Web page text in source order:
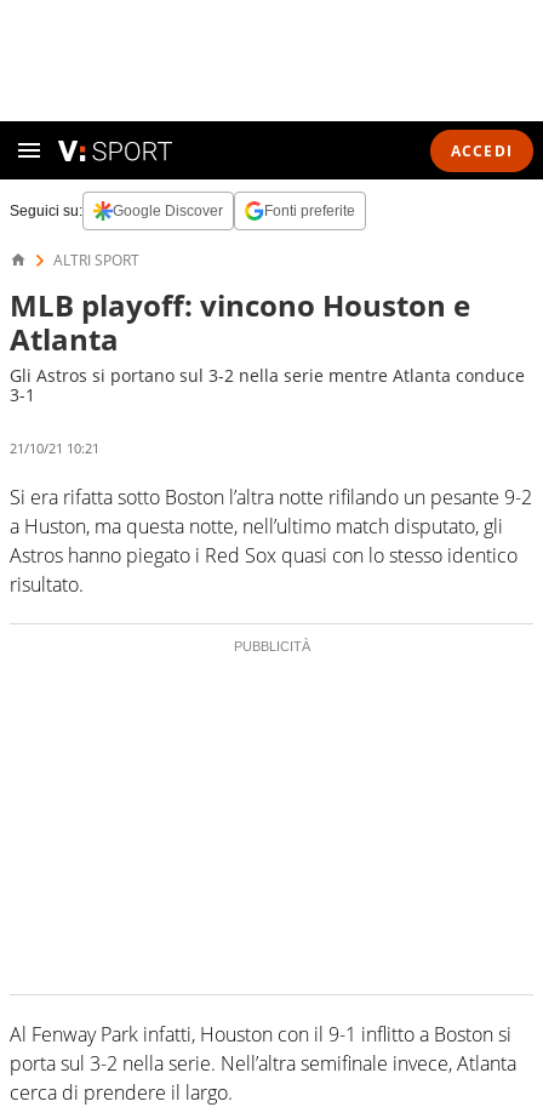
ACCEDI
Seguici su: Google Discover Fonti preferite
ALTRI SPORT
MLB playoff: vincono Houston e
Atlanta
Gli Astros si portano sul 3-2 nella serie mentre Atlanta conduce
3-1
21/10/21 10:21
Si era rifatta sotto Boston l’altra notte rifilando un pesante 9-2
a Huston, ma questa notte, nell’ultimo match disputato, gli
Astros hanno piegato i Red Sox quasi con lo stesso identico
risultato.
Al Fenway Park infatti, Houston con il 9-1 inflitto a Boston si
porta sul 3-2 nella serie. Nell’altra semifinale invece, Atlanta
cerca di prendere il largo.